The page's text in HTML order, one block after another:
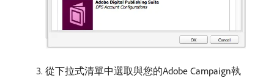
從下拉式清單中選取與您的Adobe Campaign執